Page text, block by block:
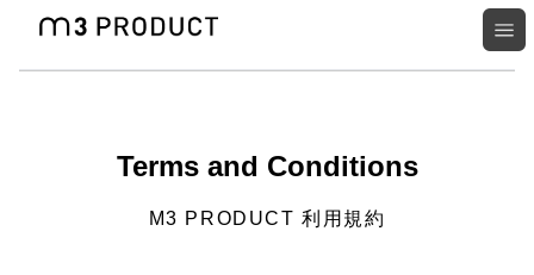
Terms and Conditions
M3 PRODUCT 利用規約